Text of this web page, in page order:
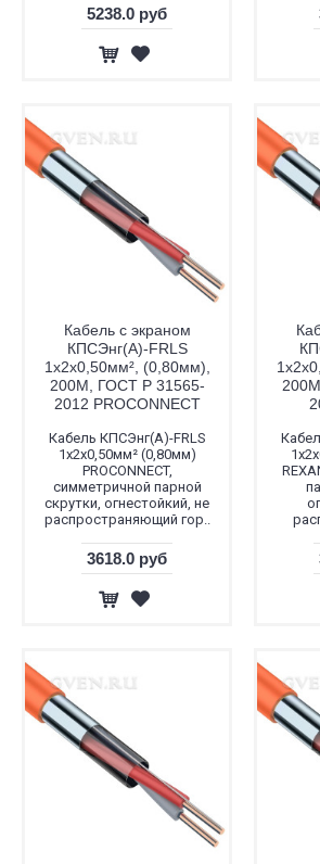
5238.0 руб
Кабель с экраном
КПСЭнг(А)-FRLS
1x2x0,50мм², (0,80мм),
200М, ГОСТ Р 31565-
2012 PROCONNECT
Кабель КПСЭнг(А)-FRLS
1x2x0,50мм² (0,80мм)
PROCONNECT,
симметричной парной
скрутки, огнестойкий, не
распространяющий гор..
3618.0 руб